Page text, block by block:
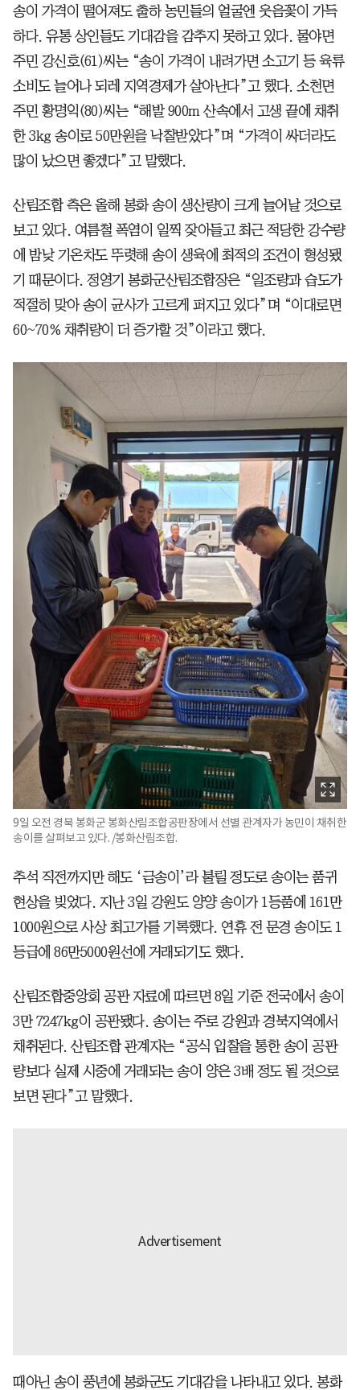
송이 가격이 떨어져도 출하 농민들의 얼굴엔 웃음꽃이 가득
하다. 유통 상인들도 기대감을 감추지 못하고 있다. 물야면
주민 강신호(61)씨는 “송이 가격이 내려가면 소고기 등 육류
소비도 늘어나 되레 지역경제가 살아난다”고 했다. 소천면
주민 황명익(80)씨는 “해발 900m 산속에서 고생 끝에 채취
한 3kg 송이로 50만원을 낙찰받았다”며 “가격이 싸더라도
많이 났으면 좋겠다”고 말했다.
산림조합 측은 올해 봉화 송이 생산량이 크게 늘어날 것으로
보고 있다. 여름철 폭염이 일찍 잦아들고 최근 적당한 강수량
에 밤낮 기온차도 뚜렷해 송이 생육에 최적의 조건이 형성됐
기 때문이다. 정영기 봉화군산림조합장은 “일조량과 습도가
적절히 맞아 송이 균사가 고르게 퍼지고 있다”며 “이대로면
60~70% 채취량이 더 증가할 것”이라고 했다.
9일 오전 경북 봉화군 봉화산림조합공판장에서 선별 관계자가 농민이 채취한
송이를 살펴보고 있다. /봉화산림조합.
추석 직전까지만 해도 ‘금송이’라 불릴 정도로 송이는 품귀
현상을 빚었다. 지난 3일 강원도 양양 송이가 1등품에 161만
1000원으로 사상 최고가를 기록했다. 연휴 전 문경 송이도 1
등급에 86만5000원선에 거래되기도 했다.
산림조합중앙회 공판 자료에 따르면 8일 기준 전국에서 송이
3만 7247kg이 공판됐다. 송이는 주로 강원과 경북지역에서
채취된다. 산림조합 관계자는 “공식 입찰을 통한 송이 공판
량보다 실제 시중에 거래되는 송이 양은 3배 정도 될 것으로
보면 된다”고 말했다.
때아닌 송이 풍년에 봉화군도 기대감을 나타내고 있다. 봉화